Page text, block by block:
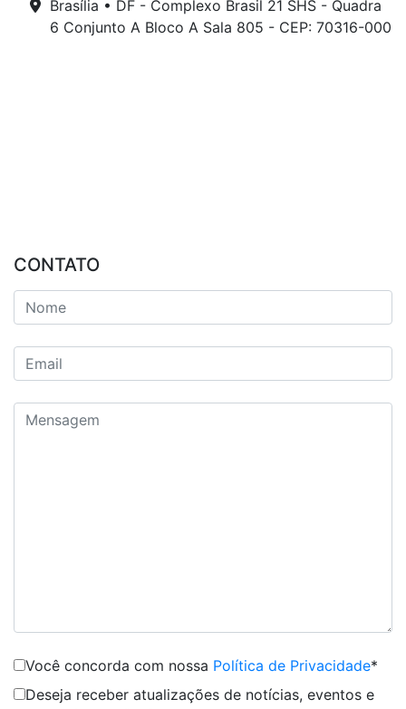
Brasília • DF - Complexo Brasil 21 SHS - Quadra
6 Conjunto A Bloco A Sala 805 - CEP: 70316-000
CONTATO
Você concorda com nossa Política de Privacidade*
Deseja receber atualizações de notícias, eventos e